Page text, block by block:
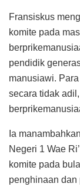
Fransiskus
komite pada
pendidik
manusiawi.
secara tidak
Ia
Negeri 1 Wae
komite pada
penghinaan dan